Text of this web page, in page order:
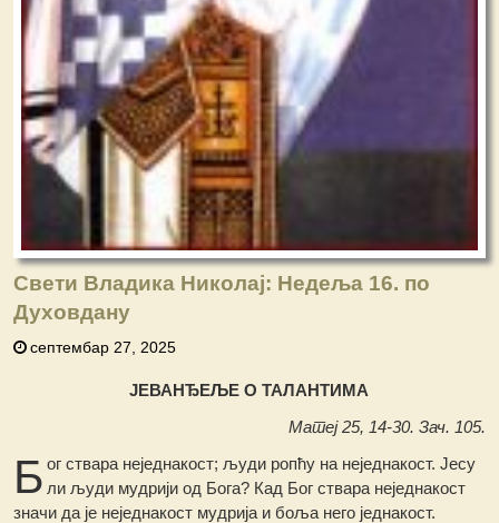
Свети Владика Николај: Недеља 16. по
Духовдану
септембар 27, 2025
ЈЕВАНЂЕЉЕ О ТАЛАНТИМА
Матеј 25, 14-30. Зач. 105.
Б ог ствара неједнакост; људи ропћу на неједнакост. Јесу
ли људи мудрији од Бога? Кад Бог ствара неједнакост
значи да је неједнакост мудрија и боља него једнакост.